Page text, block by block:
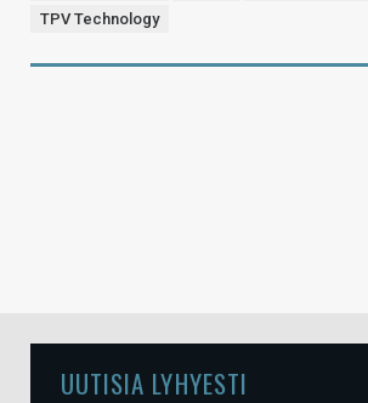
TPV Technology
UUTISIA LYHYESTI